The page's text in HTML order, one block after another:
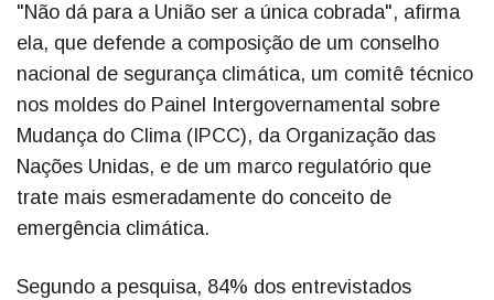
"Não dá para a União ser a única cobrada", afirma
ela, que defende a composição de um conselho
nacional de segurança climática, um comitê técnico
nos moldes do Painel Intergovernamental sobre
Mudança do Clima (IPCC), da Organização das
Nações Unidas, e de um marco regulatório que
trate mais esmeradamente do conceito de
emergência climática.
Segundo a pesquisa, 84% dos entrevistados